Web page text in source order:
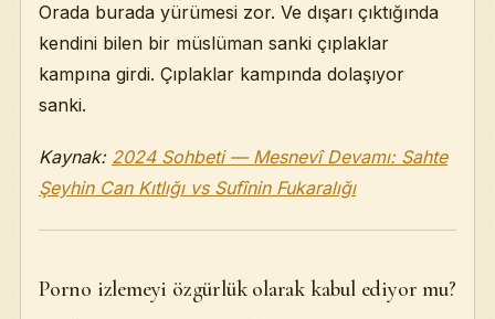
Orada burada yürümesi zor. Ve dışarı çıktığında
kendini bilen bir müslüman sanki çıplaklar
kampına girdi. Çıplaklar kampında dolaşıyor
sanki.
Kaynak: 2024 Sohbeti — Mesnevî Devamı: Sahte
Şeyhin Can Kıtlığı vs Sufînin Fukaralığı
Porno izlemeyi özgürlük olarak kabul ediyor mu?